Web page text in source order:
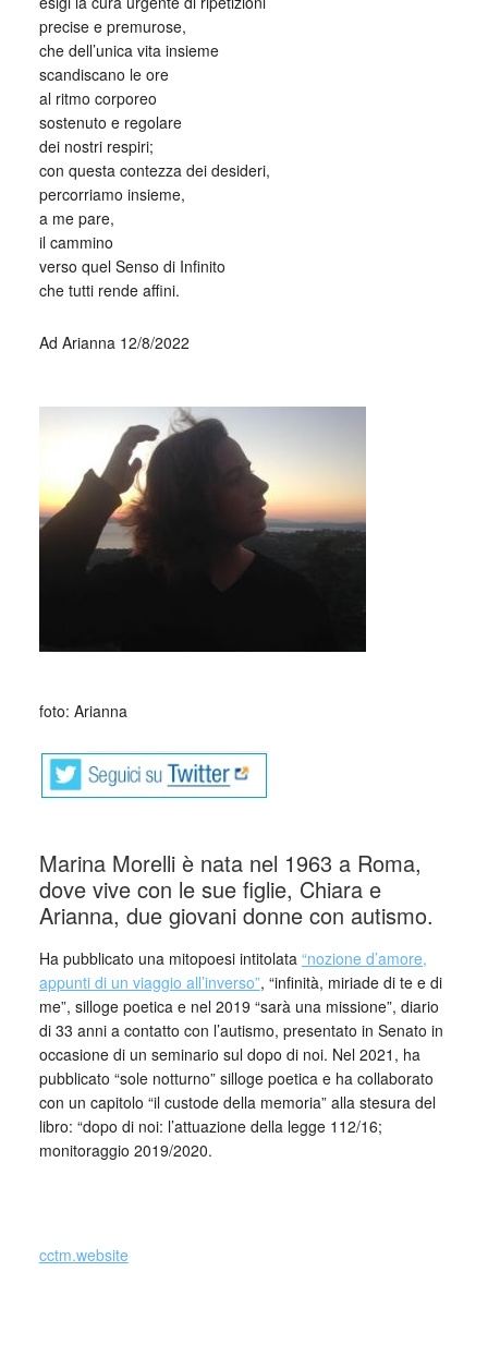
precise e premurose,
che dell’unica vita insieme
scandiscano le ore
al ritmo corporeo
sostenuto e regolare
dei nostri respiri;
con questa contezza dei desideri,
percorriamo insieme,
a me pare,
il cammino
verso quel Senso di Infinito
che tutti rende affini.
Ad Arianna 12/8/2022
foto: Arianna
Marina Morelli è nata nel 1963 a Roma,
dove vive con le sue figlie, Chiara e
Arianna, due giovani donne con autismo.
Ha pubblicato una mitopoesi intitolata “nozione d’amore,
appunti di un viaggio all’inverso”, “infinità, miriade di te e di
me”, silloge poetica e nel 2019 “sarà una missione”, diario
di 33 anni a contatto con l’autismo, presentato in Senato in
occasione di un seminario sul dopo di noi. Nel 2021, ha
pubblicato “sole notturno” silloge poetica e ha collaborato
con un capitolo “il custode della memoria” alla stesura del
libro: “dopo di noi: l’attuazione della legge 112/16;
monitoraggio 2019/2020.
cctm.website